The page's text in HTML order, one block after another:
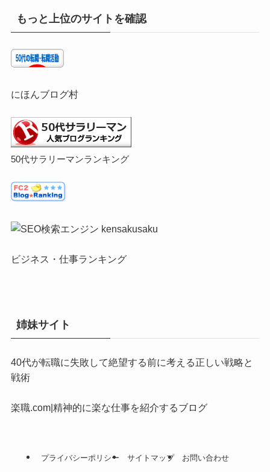
もっと上位のサイトを確認
にほんブログ村
50代サラリーマンランキング
ビジネス・仕事ランキング
姉妹サイト
40代が転職に失敗して絶望する前に考える正しい戦略と
戦術
楽職.com|精神的に楽な仕事を紹介するブログ
プライバシーポリシー サイトマップ お問い合わせ